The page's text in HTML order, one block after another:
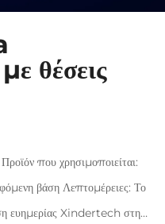
θέσεις
που χρησιμοποιείται:
βάση Λεπτομέρειες: Το
ευημερίας Xindertech στη